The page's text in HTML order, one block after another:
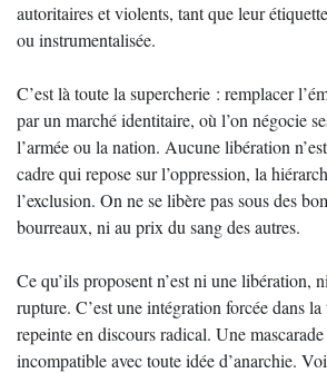
autoritaires et violents, tant que leur
ou instrumentalisée.
C’est là toute la supercherie : remplacer
par un marché identitaire, où l’on négocie
l’armée ou la nation. Aucune libération
cadre qui repose sur l’oppression, la
l’exclusion. On ne se libère pas sous des
bourreaux, ni au prix du sang des autres.
Ce qu’ils proposent n’est ni une libération,
rupture. C’est une intégration forcée dans la
repeinte en discours radical. Une
incompatible avec toute idée d’anarchie.